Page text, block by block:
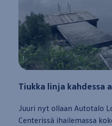
Tiukka linja kahdessa
Juuri nyt ollaan Autotalo
Centerissä ihailemassa